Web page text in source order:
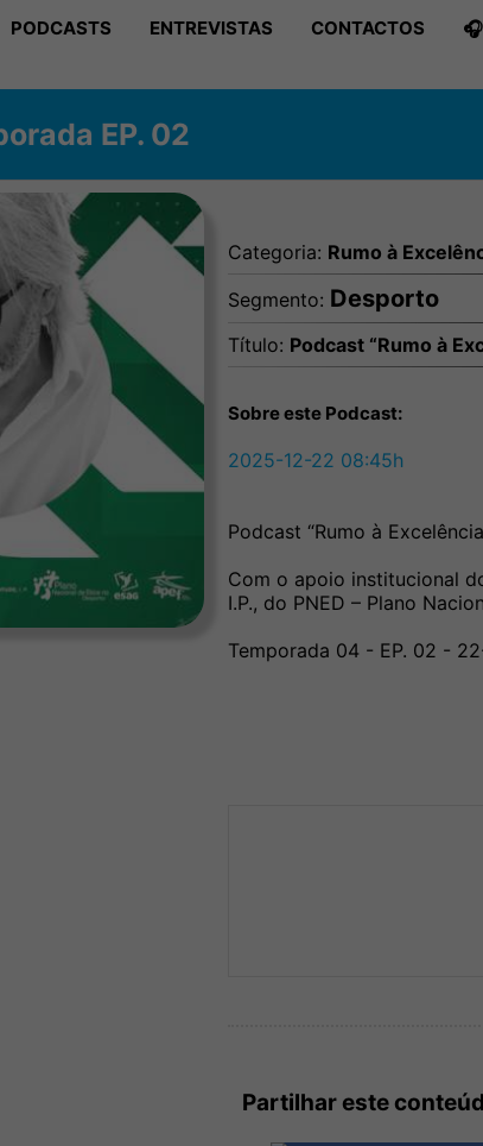
PODCASTS ENTREVISTAS CONTACTOS
EP. 02
Categoria: Rumo à
Segmento: Desporto
Título: Podcast “Rumo à
Sobre este Podcast:
2025-12-22 08:45h
Podcast “Rumo à
Com o apoio institucional
I.P., do PNED – Plano
Temporada 04 - EP. 02 -
Partilhar este